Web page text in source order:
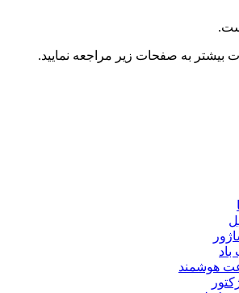
به صفحات زیر مراجعه نمایید.
هوشمند